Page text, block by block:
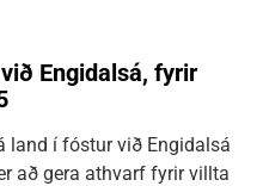
Engidalsá, fyrir
land í fóstur við Engidalsá
að gera athvarf fyrir villta